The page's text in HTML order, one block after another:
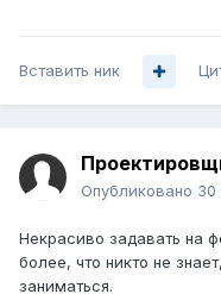
Вставить ник
Опубликовано 30
Некрасиво задавать на
более, что никто не
заниматься.